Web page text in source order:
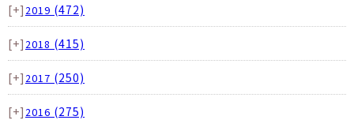
[+] 2019 (472)
[+] 2018 (415)
[+] 2017 (250)
[+] 2016 (275)